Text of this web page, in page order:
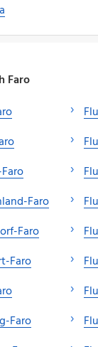
Faro
Faro
Faro
Faro
Faro